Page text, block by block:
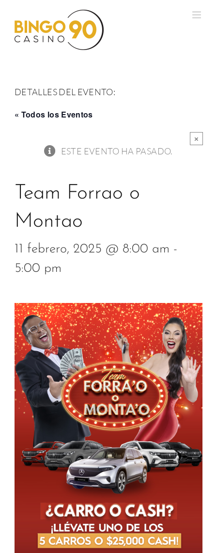
contenido
DETALLES DEL EVENTO:
« Todos los Eventos
×
ESTE EVENTO HA PASADO.
Team Forrao o
Montao
11 febrero, 2025 @ 8:00 am -
5:00 pm